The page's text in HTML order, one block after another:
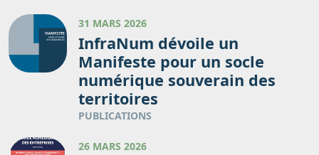
31 MARS 2026
InfraNum dévoile un
Manifeste pour un socle
numérique souverain des
territoires
PUBLICATIONS
26 MARS 2026